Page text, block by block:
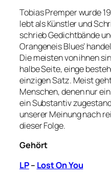
Tobias Premper wurde
lebt als Künstler und
schrieb Gedichtbände
Orangeneis Blues‘
Die meisten von ihnen
halbe Seite, einge
einzigen Satz. Meist
Menschen, denen nur
ein Substantiv
unserer Meinung nach
dieser Folge.
Gehört
LP– Lost On You